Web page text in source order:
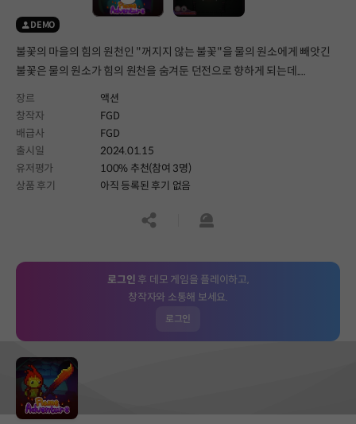
DEMO
불꽃의 마을의 힘의 원천인 "꺼지지 않는 불꽃"을 물의 원소에게 빼앗긴
불꽃은 물의 원소가 힘의 원천을 숨겨둔 던전으로 향하게 되는데....
장르
액션
창작자
FGD
배급사
FGD
출시일
2024.01.15
유저평가
100% 추천(참여 3명)
상품 후기
아직 등록된 후기 없음
공유하기신고하기
로그인 후 데모 게임을 플레이하고,
창작자와 소통해 보세요.
로그인